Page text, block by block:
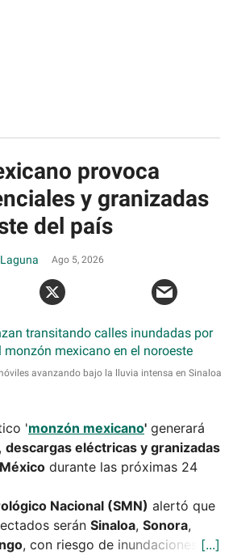
provoca
y granizadas
del país
Ago 5, 2026
avanzando bajo la lluvia intensa en Sinaloa
'monzón mexicano' generará
descargas eléctricas y granizadas
durante las próximas 24
Nacional (SMN) alertó que
serán Sinaloa, Sonora,
, con riesgo de inundaciones.